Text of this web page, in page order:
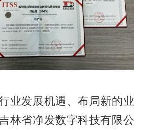
发展机遇、布局新的业
林省净发数字科技有限公